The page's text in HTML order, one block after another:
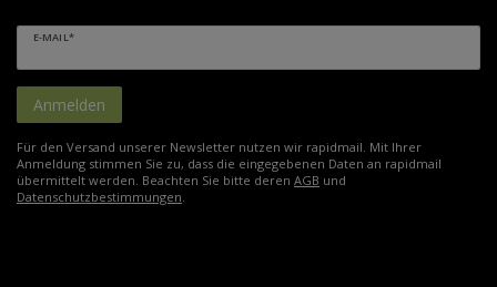
E-MAIL*
Anmelden
Für den Versand unserer Newsletter nutzen wir rapidmail. Mit Ihrer
Anmeldung stimmen Sie zu, dass die eingegebenen Daten an rapidmail
übermittelt werden. Beachten Sie bitte deren AGB und
Datenschutzbestimmungen.